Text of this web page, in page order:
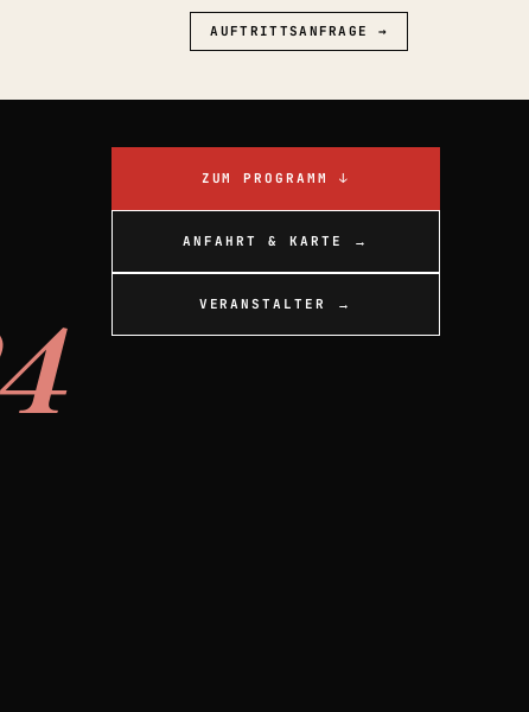
AUFTRITTSANFRAGE →
ZUM PROGRAMM ↓
ANFAHRT & KARTE →
VERANSTALTER →